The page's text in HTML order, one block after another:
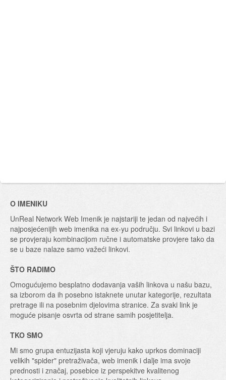
O IMENIKU
UnReal Network Web Imenik je najstariji te jedan od najvećih i
najposjećenijih web imenika na ex-yu području. Svi linkovi u bazi
se provjeraju kombinacijom ručne i automatske provjere tako da
se u baze nalaze samo važeći linkovi.
ŠTO RADIMO
Omogućujemo besplatno dodavanja vaših linkova u našu bazu,
sa izborom da ih posebno istaknete unutar kategorije, rezultata
pretrage ili na posebnim djelovima stranice. Za svaki link je
moguće pisanje osvrta od strane samih posjetitelja.
TKO SMO
Mi smo grupa entuzijasta koji vjeruju kako uprkos dominaciji
velikih "spider" pretraživača, web imenik i dalje ima svoje
prednosti i značaj, posebice iz perspekitve kvalitenog